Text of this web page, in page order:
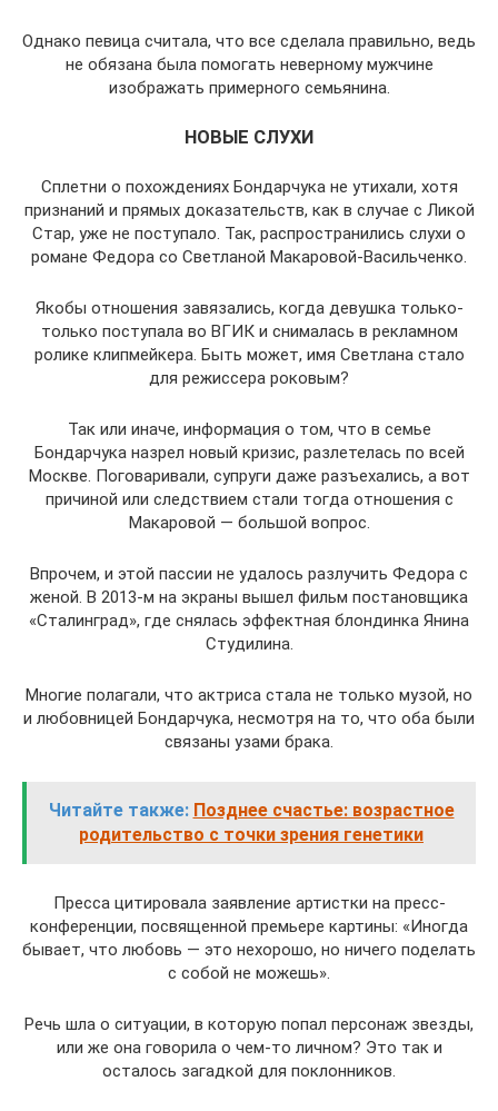
Однако певица считала, что все сделала правильно, ведь
не обязана была помогать неверному мужчине
изображать примерного семьянина.
НОВЫЕ СЛУХИ
Сплетни о похождениях Бондарчука не утихали, хотя
признаний и прямых доказательств, как в случае с Ликой
Стар, уже не поступало. Так, распространились слухи о
романе Федора со Светланой Макаровой-Васильченко.
Якобы отношения завязались, когда девушка только-
только поступала во ВГИК и снималась в рекламном
ролике клипмейкера. Быть может, имя Светлана стало
для режиссера роковым?
Так или иначе, информация о том, что в семье
Бондарчука назрел новый кризис, разлетелась по всей
Москве. Поговаривали, супруги даже разъехались, а вот
причиной или следствием стали тогда отношения с
Макаровой — большой вопрос.
Впрочем, и этой пассии не удалось разлучить Федора с
женой. В 2013-м на экраны вышел фильм постановщика
«Сталинград», где снялась эффектная блондинка Янина
Студилина.
Многие полагали, что актриса стала не только музой, но
и любовницей Бондарчука, несмотря на то, что оба были
связаны узами брака.
Читайте также: Позднее счастье: возрастное
родительство с точки зрения генетики
Пресса цитировала заявление артистки на пресс-
конференции, посвященной премьере картины: «Иногда
бывает, что любовь — это нехорошо, но ничего поделать
с собой не можешь».
Речь шла о ситуации, в которую попал персонаж звезды,
или же она говорила о чем-то личном? Это так и
осталось загадкой для поклонников.